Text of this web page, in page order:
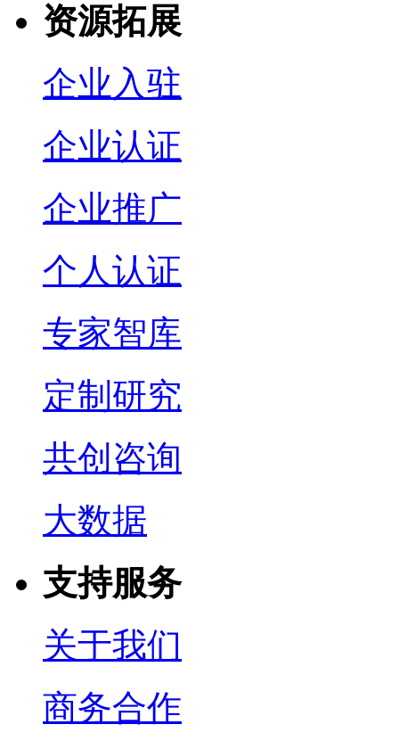
资源拓展
企业入驻
企业认证
企业推广
个人认证
专家智库
定制研究
共创咨询
大数据
支持服务
关于我们
商务合作